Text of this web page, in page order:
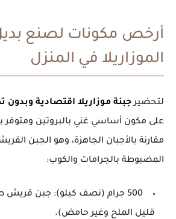
أرخص مكونات لصنع
الموزاريلا في المنزل
لتحضيرجبنة موزاريلا اقتصادية وبدون
على مكون أساسي غني بالبروتين
مقارنة بالأجبان الجاهزة، وهو الجبن
المضبوطة بالجرامات والكوب:
500 جرام (نصف كيلو):
جبن قريش
قليل الملح وغير حامض).